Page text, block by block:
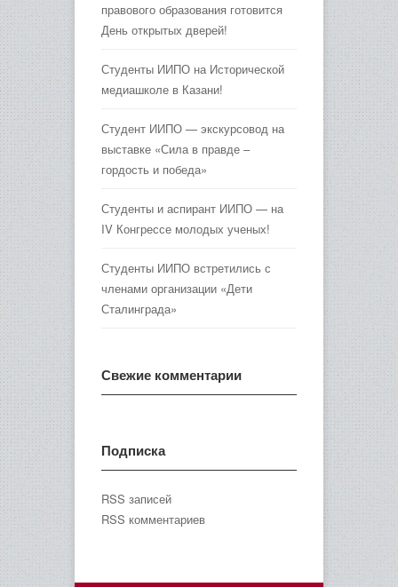
правового образования готовится
День открытых дверей!
Студенты ИИПО на Исторической
медиашколе в Казани!
Студент ИИПО — экскурсовод на
выставке «Сила в правде –
гордость и победа»
Студенты и аспирант ИИПО — на
IV Конгрессе молодых ученых!
Студенты ИИПО встретились с
членами организации «Дети
Сталинграда»
Свежие комментарии
Подписка
RSS записей
RSS комментариев